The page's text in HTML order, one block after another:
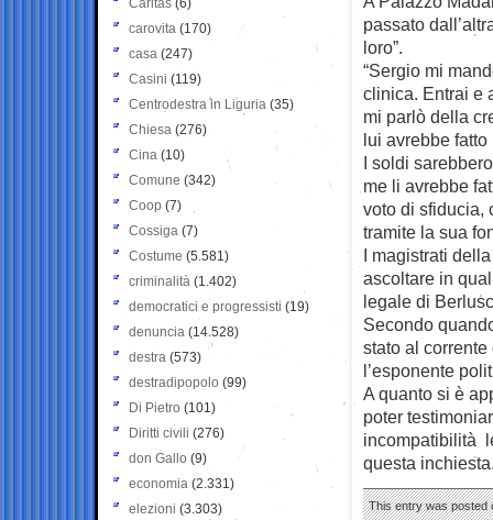
passato
loro”.
“Sergio mi
clinica. Entrai e
mi parlò della
lui avrebbe
I soldi
me li avrebbe
voto di sfiducia,
tramite la sua
I magistrati
ascoltare in
legale di
Secondo
stato al
l’esponente
A quanto si è
poter
incompatibilità
questa
This entry was posted
Caritas (6)
carovita (170)
casa (247)
Casini (119)
Centrodestra in Liguria (35)
Chiesa (276)
Cina (10)
Comune (342)
Coop (7)
Cossiga (7)
Costume (5.581)
criminalità (1.402)
democratici e progressisti (19)
denuncia (14.528)
destra (573)
destradipopolo (99)
Di Pietro (101)
Diritti civili (276)
don Gallo (9)
economia (2.331)
elezioni (3.303)